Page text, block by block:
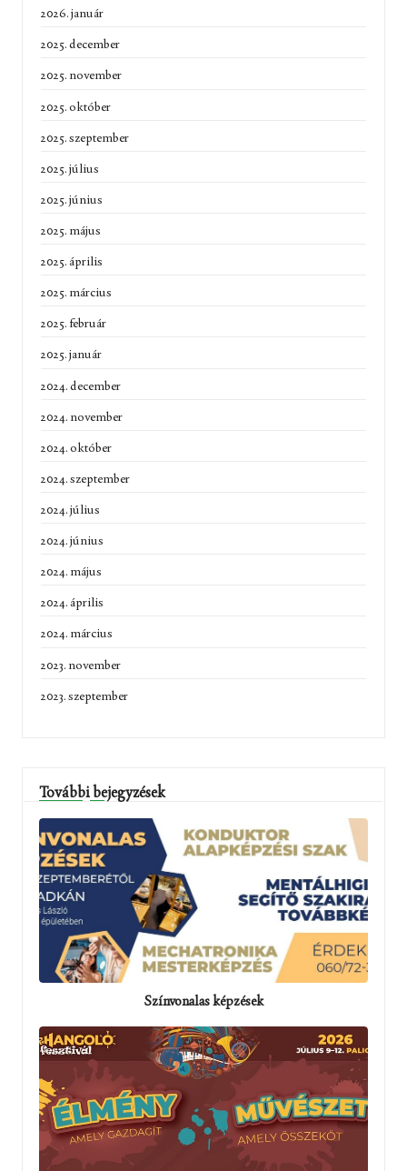
2026. január
2025. december
2025. november
2025. október
2025. szeptember
2025. július
2025. június
2025. május
2025. április
2025. március
2025. február
2025. január
2024. december
2024. november
2024. október
2024. szeptember
2024. július
2024. június
2024. május
2024. április
2024. március
2023. november
2023. szeptember
További bejegyzések
Színvonalas képzések